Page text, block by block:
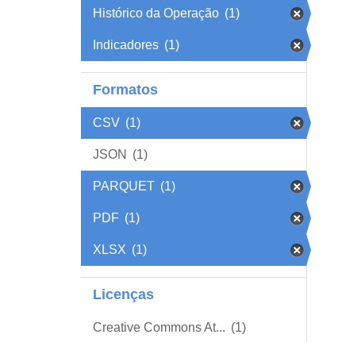
Histórico da Operação (1)
Indicadores (1)
Formatos
CSV (1)
JSON (1)
PARQUET (1)
PDF (1)
XLSX (1)
Licenças
Creative Commons At... (1)